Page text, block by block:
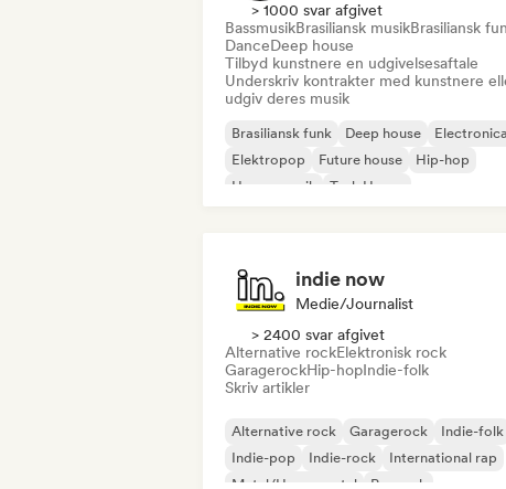
> 1000 svar afgivet
BassmusikBrasiliansk musikBrasiliansk
DanceDeep house
Tilbyd kunstnere en udgivelsesaftale
Underskriv kontrakter med kunstnere
udgiv deres musik
Brasiliansk funk Deep house
Electronica
Elektropop
Future house
Hip-hop
House-musik
Tech House
indie now
Medie/journalist
> 2400 svar afgivet
Alternative rockElektronisk rock
GaragerockHip-hopIndie-folk
Skriv artikler
Alternative rock Garagerock
Indie-folk
Indie-pop
Indie-rock
International rap
Metal/Heavy metal
Poprock